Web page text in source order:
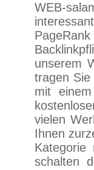
WEB-
unserem
tragen
mit
vielen
Ihnen
schalten